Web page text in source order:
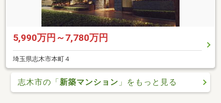
5,990万円～7,780万円
埼玉県志木市本町４
志木市の「新築マンション 」をもっと見る